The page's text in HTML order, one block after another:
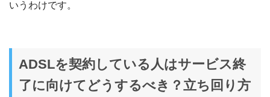
いうわけです。
ADSLを契約している人はサービス終
了に向けてどうするべき？立ち回り方